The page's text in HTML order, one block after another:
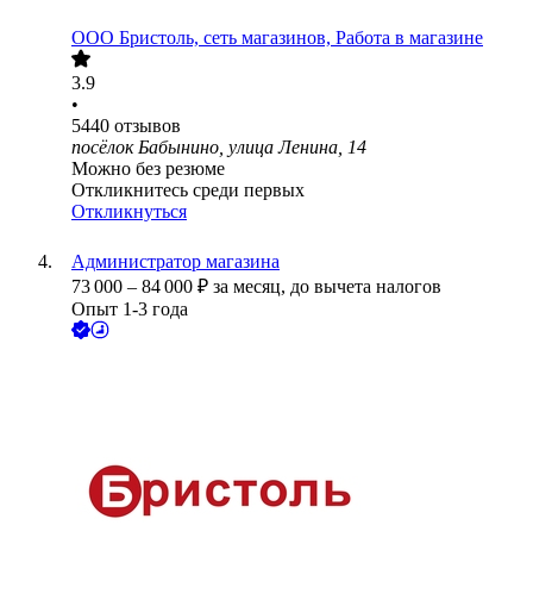
ООО Бристоль, сеть магазинов, Работа в магазине
3.9
•
5440 отзывов
посёлок Бабынино, улица Ленина, 14
Можно без резюме
Откликнитесь среди первых
Откликнуться
Администратор магазина
73 000 – 84 000 ₽ за месяц, до вычета налогов
Опыт 1-3 года